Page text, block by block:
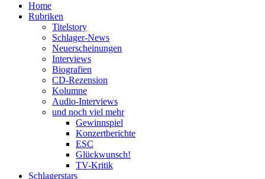
Home
Rubriken
Titelstory
Schlager-News
Neuerscheinungen
Interviews
Biografien
CD-Rezension
Kolumne
Audio-Interviews
und noch viel mehr
Gewinnspiel
Konzertberichte
ESC
Glückwunsch!
TV-Kritik
Schlagerstars